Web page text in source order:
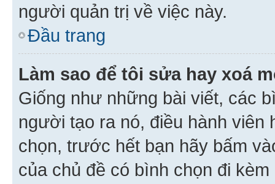
người quản trị về việc này.
Đầu trang
Làm sao để tôi sửa hay xoá
Giống như những bài viết, các
người tạo ra nó, điều hành
chọn, trước hết bạn hãy bấm
của chủ đề có bình chọn đi